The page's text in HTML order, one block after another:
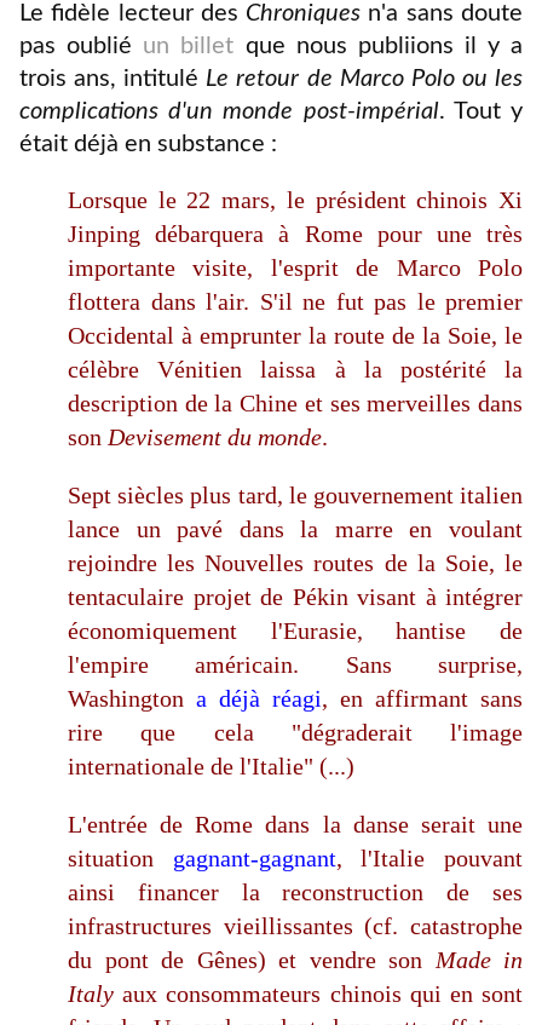
Le fidèle lecteur des Chroniques n'a sans doute
pas oublié un billet que nous publiions il y a
trois ans, intitulé Le retour de Marco Polo ou les
complications d'un monde post-impérial. Tout y
était déjà en substance :
Lorsque le 22 mars, le président chinois Xi
Jinping débarquera à Rome pour une très
importante visite, l'esprit de Marco Polo
flottera dans l'air. S'il ne fut pas le premier
Occidental à emprunter la route de la Soie, le
célèbre Vénitien laissa à la postérité la
description de la Chine et ses merveilles dans
sonDevisement du monde.
Sept siècles plus tard, le gouvernement italien
lance un pavé dans la marre en voulant
rejoindre les Nouvelles routes de la Soie, le
tentaculaire projet de Pékin visant à intégrer
économiquement l'Eurasie, hantise de
l'empire américain. Sans surprise,
Washington a déjà réagi, en affirmant sans
rire que cela "dégraderait l'image
internationale de l'Italie" (...)
L'entrée de Rome dans la danse serait une
situation gagnant-gagnant, l'Italie pouvant
ainsi financer la reconstruction de ses
infrastructures vieillissantes (cf. catastrophe
du pont de Gênes) et vendre son Made in
Italy aux consommateurs chinois qui en sont